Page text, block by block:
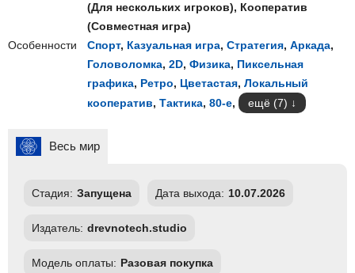
(Для нескольких игроков), Кооператив
(Совместная игра)
Особенности
Спорт, Казуальная игра, Стратегия, Аркада,
Головоломка, 2D, Физика, Пиксельная
графика, Ретро, Цветастая, Локальный
кооператив, Тактика, 80-е, ещё (7)
Весь мир
Стадия: Запущена Дата выхода: 10.07.2026
Издатель: drevnotech.studio
Модель оплаты: Разовая покупка